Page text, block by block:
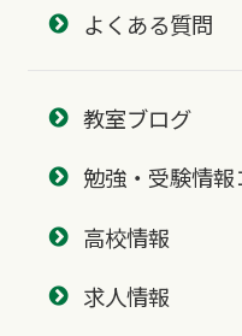
よくある質問
教室ブログ
勉強・受験情
高校情報
求人情報